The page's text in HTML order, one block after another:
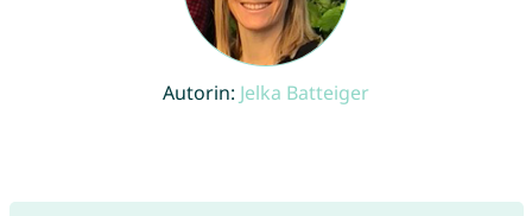
Autorin: Jelka Batteiger